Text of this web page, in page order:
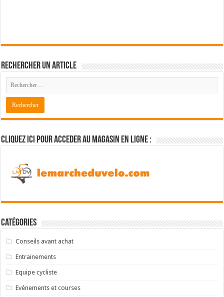
Rechercher un article
Cliquez ici pour acceder au magasin en ligne :
Catégories
Conseils avant achat
Entrainements
Equipe cycliste
Evénements et courses